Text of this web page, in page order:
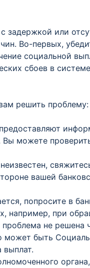
задержкой или
Во-первых,
социальной
сбоев в
решить проблему:
можете
вашей
попросите в
например, при
проблема не решена
быть